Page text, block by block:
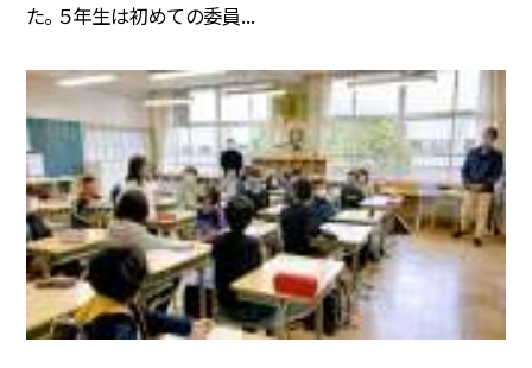
た。 ５年生は初めての委員...